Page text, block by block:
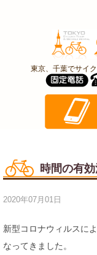
東京、千葉でサイ
時間の有
2020年07月01日
新型コロナウィルスに
なってきました。